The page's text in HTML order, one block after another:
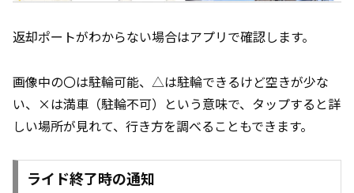
返却ポートがわからない場合はアプリで確認します。
画像中の〇は駐輪可能、△は駐輪できるけど空きが少な
い、×は満車（駐輪不可）という意味で、タップすると詳
しい場所が見れて、行き方を調べることもできます。
ライド終了時の通知